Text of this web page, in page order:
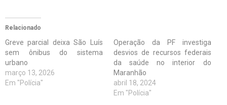
Relacionado
Greve parcial deixa São Luís
sem ônibus do sistema
urbano
março 13, 2026
Em "Polícia"
Operação da PF investiga
desvios de recursos federais
da saúde no interior do
Maranhão
abril 18, 2024
Em "Polícia"